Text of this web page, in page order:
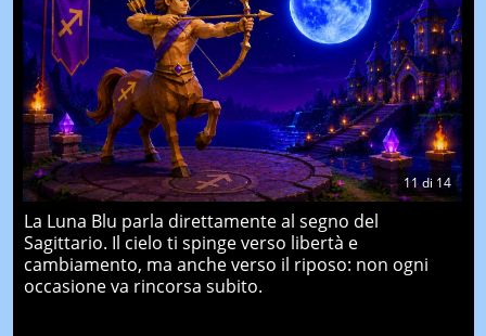
11di 14
La Luna Blu parla direttamente al segno del
Sagittario. Il cielo ti spinge verso libertà e
cambiamento, ma anche verso il riposo: non ogni
occasione va rincorsa subito.